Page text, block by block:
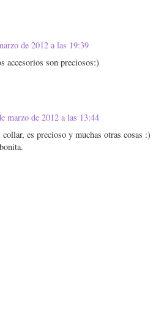
de 2012 a las 19:39
accesorios son preciosos:)
marzo de 2012 a las 13:44
es precioso y muchas otras cosas :)